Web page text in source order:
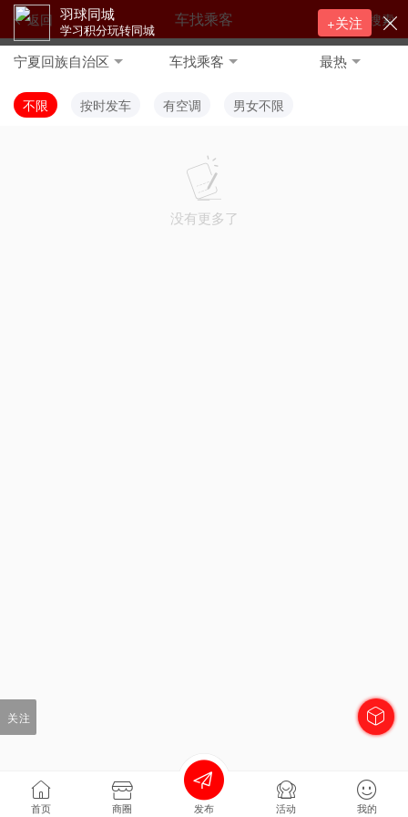
返回 搜索
车找乘客
宁夏回族自治区 车找乘客 最热
不限 按时发车 有空调 男女不限
没有更多了
首页 商圈 发布 活动 我的
关注
羽球同城
学习积分玩转同城 +关注